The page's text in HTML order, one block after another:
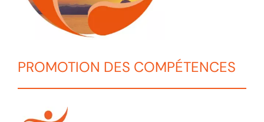
PROMOTION DES COMPÉTENCES